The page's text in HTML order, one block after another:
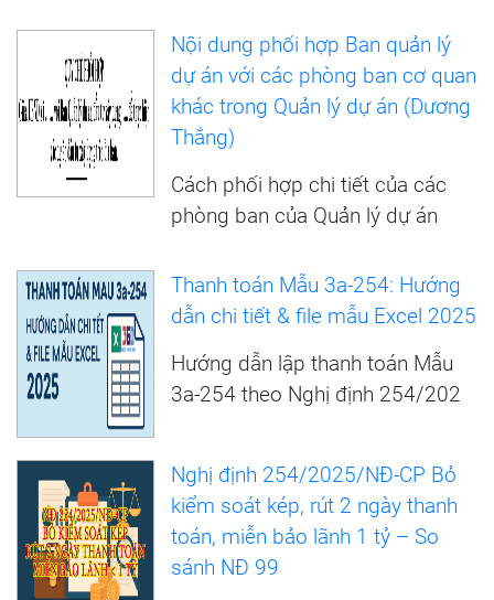
Nội dung phối hợp Ban quản lý
dự án với các phòng ban cơ quan
khác trong Quản lý dự án (Dương
Thắng)
Cách phối hợp chi tiết của các
phòng ban của Quản lý dự án
Thanh toán Mẫu 3a-254: Hướng
dẫn chi tiết & file mẫu Excel 2025
Hướng dẫn lập thanh toán Mẫu
3a-254 theo Nghị định 254/202
Nghị định 254/2025/NĐ-CP Bỏ
kiểm soát kép, rút 2 ngày thanh
toán, miễn bảo lãnh 1 tỷ – So
sánh NĐ 99